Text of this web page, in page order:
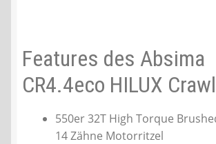
Features des Absima
CR4.4eco HILUX
550er 32T High Torque
14 Zähne Motorritzel